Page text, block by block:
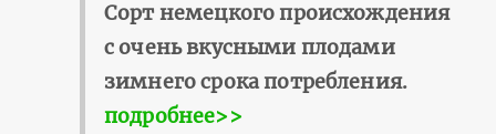
Сорт немецкого происхождения
с очень вкусными плодами
зимнего срока потребления.
подробнее>>